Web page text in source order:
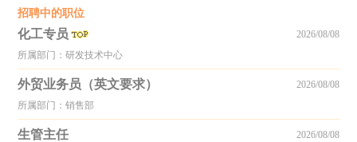
招聘中的职位
化工专员
所属部门：研发技术中心
2026/08/08
外贸业务员（英文要求）
所属部门：销售部
2026/08/08
生管主任 2026/08/08